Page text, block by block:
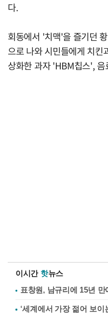
다.
회동에서 '치맥'을 즐기던
으로 나와 시민들에게 치
상화한 과자 'HBM칩스', 음
이시간 핫뉴스
표창원, 남규리에 15년